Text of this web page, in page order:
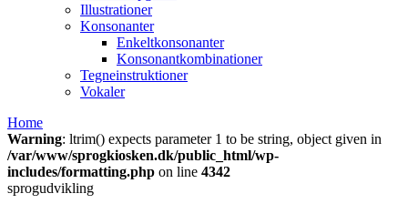
Illustrationer
Konsonanter
Enkeltkonsonanter
Konsonantkombinationer
Tegneinstruktioner
Vokaler
Home
Warning: ltrim() expects parameter 1 to be string, object given in
/var/www/sprogkiosken.dk/public_html/wp-
includes/formatting.php on line 4342
sprogudvikling